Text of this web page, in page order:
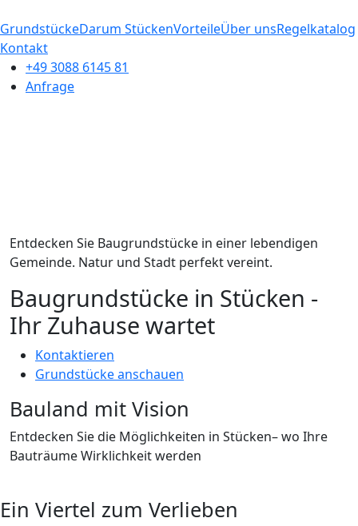
GrundstückeDarum StückenVorteileÜber unsRegelkatalog
Kontakt
+49 3088 6145 81
Anfrage
Entdecken Sie Baugrundstücke in einer lebendigen
Gemeinde. Natur und Stadt perfekt vereint.
Baugrundstücke in Stücken -
Ihr Zuhause wartet
Kontaktieren
Grundstücke anschauen
Bauland mit Vision
Entdecken Sie die Möglichkeiten in Stücken– wo Ihre
Bauträume Wirklichkeit werden
Ein Viertel zum Verlieben